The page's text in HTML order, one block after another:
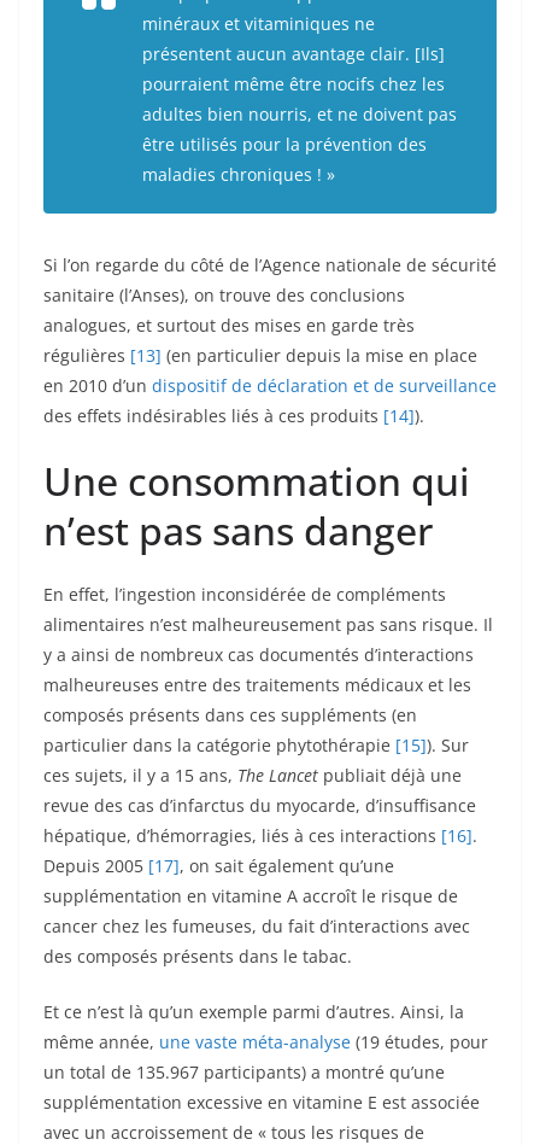
minéraux et vitaminiques ne
présentent aucun avantage clair. [Ils]
pourraient même être nocifs chez les
adultes bien nourris, et ne doivent pas
être utilisés pour la prévention des
maladies chroniques ! »
Si l’on regarde du côté de l’Agence nationale de sécurité
sanitaire (l’Anses), on trouve des conclusions
analogues, et surtout des mises en garde très
régulières [13] (en particulier depuis la mise en place
en 2010 d’un dispositif de déclaration et de surveillance
des effets indésirables liés à ces produits [14]).
Une consommation qui
n’est pas sans danger
En effet, l’ingestion inconsidérée de compléments
alimentaires n’est malheureusement pas sans risque. Il
y a ainsi de nombreux cas documentés d’interactions
malheureuses entre des traitements médicaux et les
composés présents dans ces suppléments (en
particulier dans la catégorie phytothérapie [15]). Sur
ces sujets, il y a 15 ans, The Lancet publiait déjà une
revue des cas d’infarctus du myocarde, d’insuffisance
hépatique, d’hémorragies, liés à ces interactions [16].
Depuis 2005 [17], on sait également qu’une
supplémentation en vitamine A accroît le risque de
cancer chez les fumeuses, du fait d’interactions avec
des composés présents dans le tabac.
Et ce n’est là qu’un exemple parmi d’autres. Ainsi, la
même année, une vaste méta-analyse (19 études, pour
un total de 135.967 participants) a montré qu’une
supplémentation excessive en vitamine E est associée
avec un accroissement de « tous les risques de